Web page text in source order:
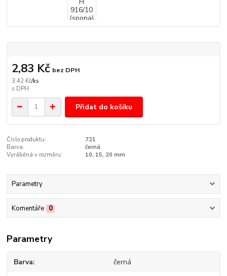
3,42 Kč/ks
2,83 Kč bez DPH
Přidat do košíku
Číslo produktu:
721
Barva:
černá
Vyráběná v rozměru:
10, 15, 20 mm
Parametry
Komentáře 0
Parametry
Barva černá